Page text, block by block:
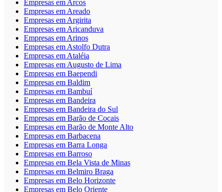
Empresas em Arcos
Empresas em Areado
Empresas em Argirita
Empresas em Aricanduva
Empresas em Arinos
Empresas em Astolfo Dutra
Empresas em Ataléia
Empresas em Augusto de Lima
Empresas em Baependi
Empresas em Baldim
Empresas em Bambuí
Empresas em Bandeira
Empresas em Bandeira do Sul
Empresas em Barão de Cocais
Empresas em Barão de Monte Alto
Empresas em Barbacena
Empresas em Barra Longa
Empresas em Barroso
Empresas em Bela Vista de Minas
Empresas em Belmiro Braga
Empresas em Belo Horizonte
Empresas em Belo Oriente